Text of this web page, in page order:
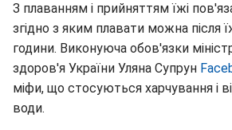
З плаванням і прийняттям їжі
згідно з яким плавати можна після
години. Виконуюча обов'язки
здоров'я України Уляна Супрун
міфи, що стосуються харчування і
води.